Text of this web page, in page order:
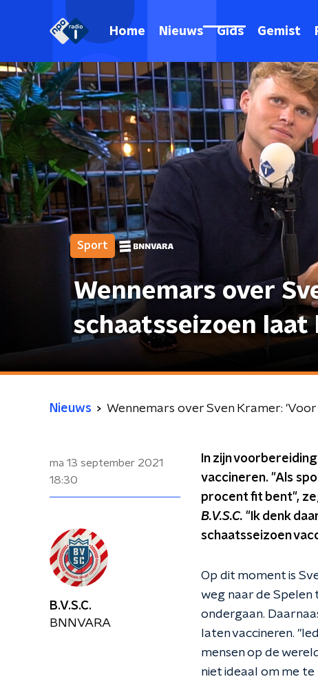
Home Nieuws Gids Gemist
Sport
Wennemars over
schaatsseizoen laat
Nieuws Wennemars over Sven Kramer:
ma 13 september 2021
18:30
In zijn
vaccineren. "Als
procent fit bent",
B.V.S.C. "Ik denk
schaatsseizoen
Op dit moment is
weg naar de
ondergaan.
laten vaccineren.
mensen op de
niet ideaal om me
B.V.S.C.
BNNVARA